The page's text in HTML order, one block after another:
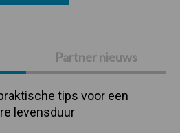
Partner nieuws
tips voor een
levensduur